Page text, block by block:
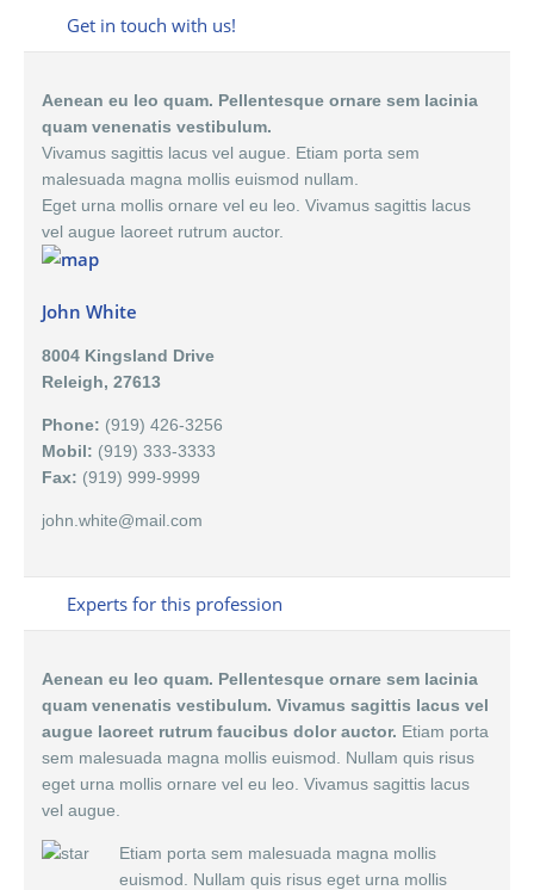
Get in touch with us!
Aenean eu leo quam. Pellentesque ornare sem lacinia
quam venenatis vestibulum.
Vivamus sagittis lacus vel augue. Etiam porta sem
malesuada magna mollis euismod nullam.
Eget urna mollis ornare vel eu leo. Vivamus sagittis lacus
vel augue laoreet rutrum auctor.
John White
8004 Kingsland Drive
Releigh, 27613
Phone: (919) 426-3256
Mobil: (919) 333-3333
Fax: (919) 999-9999
john.white@mail.com
Experts for this profession
Aenean eu leo quam. Pellentesque ornare sem lacinia
quam venenatis vestibulum. Vivamus sagittis lacus vel
augue laoreet rutrum faucibus dolor auctor. Etiam porta
sem malesuada magna mollis euismod. Nullam quis risus
eget urna mollis ornare vel eu leo. Vivamus sagittis lacus
vel augue.
Etiam porta sem malesuada magna mollis
euismod. Nullam quis risus eget urna mollis